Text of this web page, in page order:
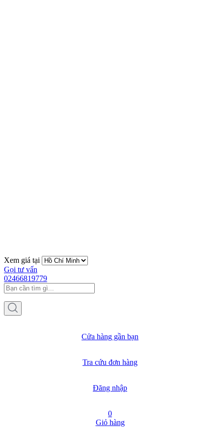
Xem giá tại
Gọi tư vấn
02466819779
Cửa hàng gần bạn
Tra cứu đơn hàng
Đăng nhập
0
Giỏ hàng